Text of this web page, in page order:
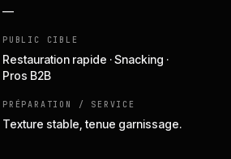
—
PUBLIC CIBLE
Restauration rapide · Snacking ·
Pros B2B
PRÉPARATION / SERVICE
Texture stable, tenue garnissage.